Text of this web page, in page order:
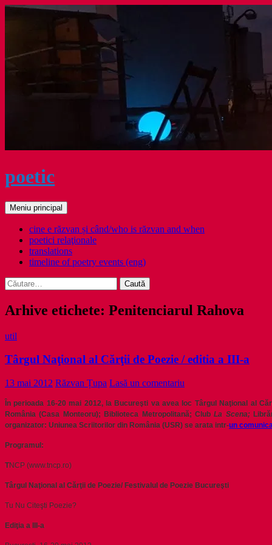
Sari
poetic
Caută
Meniu principal
cine e răzvan și când/who is răzvan and when
poetici relaţionale
translations
timeline of poetry events (eng)
Caută
după:
Arhive etichete: Penitenciarul Rahova
util
Târgul Naţional al Cărţii de Poezie / editia a III-a
13 mai 2012 Răzvan Țupa Lasă un comentariu
În perioada 16-20 mai 2012, la Bucureşti va avea loc Târgul Naţional al
România (Casa Monteoru); Biblioteca Metropolitană; ClubLa Scena;
organizator: Uniunea Scriitorilor din România (USR) se arata intr-un
Programul:
TNCP (www.tncp.ro)
Târgul Naţional al Cărţii de Poezie/ Festivalul de Poezie Bucureşti
Tu Nu Citeşti Poezie?
Ediţia a III-a